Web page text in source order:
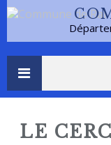
LE